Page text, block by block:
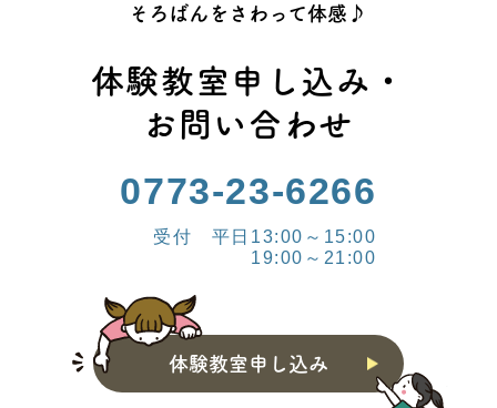
そろばんをさわって体感♪
体験教室申し込み・
お問い合わせ
0773-23-6266
受付 平日13:00～15:00
19:00～21:00
体験教室申し込み